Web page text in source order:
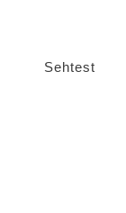
Sehtest